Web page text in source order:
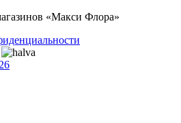
«Макси Флора»